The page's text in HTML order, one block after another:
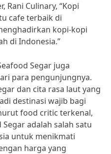
Rani Culinary, “Kopi
cafe terbaik di
kopi-kopi
di Indonesia.”
Segar juga
para pengunjungnya.
dan cita rasa laut yang
destinasi wajib bagi
food critic terkenal,
Segar adalah salah satu
untuk menikmati
harga yang